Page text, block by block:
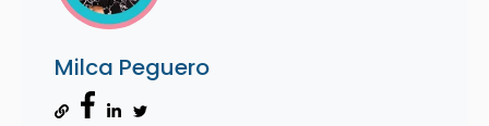
Milca Peguero